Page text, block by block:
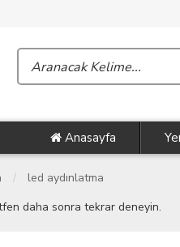
Anasayfa
led aydınlatma
daha sonra tekrar deneyin.